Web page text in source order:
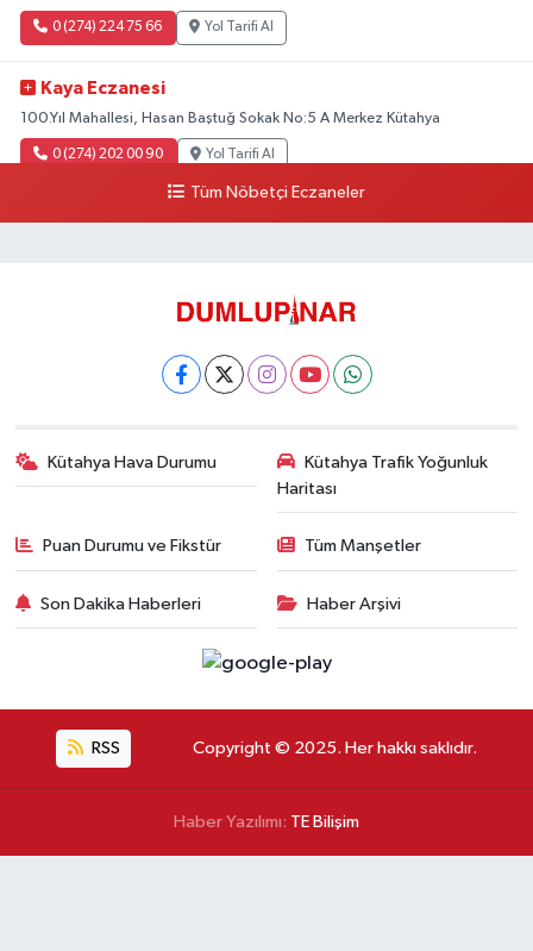
0 (274) 224 75 66 Yol Tarifi Al
Kaya Eczanesi
100.Yıl Mahallesi, Hasan Baştuğ Sokak No:5 A Merkez Kütahya
0 (274) 202 00 90 Yol Tarifi Al
Tüm Nöbetçi Eczaneler
Kütahya Hava Durumu
Kütahya Trafik Yoğunluk
Haritası
Puan Durumu ve Fikstür Tüm Manşetler
Son Dakika Haberleri Haber Arşivi
RSS Copyright © 2025. Her hakkı saklıdır.
Haber Yazılımı: TE Bilişim